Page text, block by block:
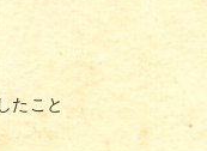
たこと